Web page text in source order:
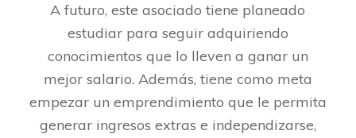
A futuro, este asociado tiene planeado
estudiar para seguir adquiriendo
conocimientos que lo lleven a ganar un
mejor salario. Además, tiene como meta
empezar un emprendimiento que le permita
generar ingresos extras e independizarse,